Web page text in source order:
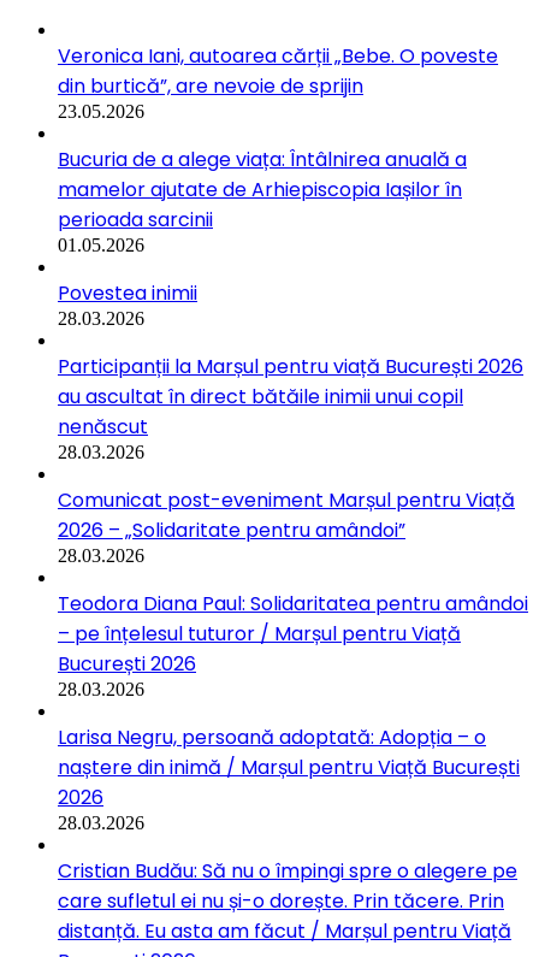
Veronica Iani, autoarea cărții „Bebe. O poveste
din burtică”, are nevoie de sprijin
23.05.2026
Bucuria de a alege viața: Întâlnirea anuală a
mamelor ajutate de Arhiepiscopia Iașilor în
perioada sarcinii
01.05.2026
Povestea inimii
28.03.2026
Participanții la Marșul pentru viață București 2026
au ascultat în direct bătăile inimii unui copil
nenăscut
28.03.2026
Comunicat post-eveniment Marșul pentru Viață
2026 – „Solidaritate pentru amândoi”
28.03.2026
Teodora Diana Paul: Solidaritatea pentru amândoi
– pe înțelesul tuturor / Marșul pentru Viață
București 2026
28.03.2026
Larisa Negru, persoană adoptată: Adopția – o
naștere din inimă / Marșul pentru Viață București
2026
28.03.2026
Cristian Budău: Să nu o împingi spre o alegere pe
care sufletul ei nu și-o dorește. Prin tăcere. Prin
distanță. Eu asta am făcut / Marșul pentru Viață